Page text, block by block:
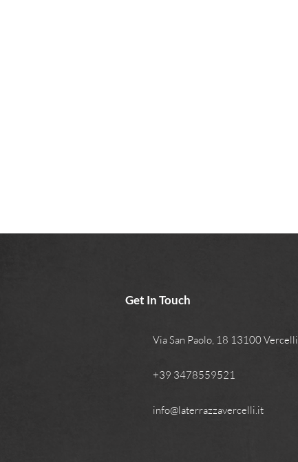
Get In Touch
Via San Paolo, 18 13100 Vercelli
+39 3478559521
info@laterrazzavercelli.it